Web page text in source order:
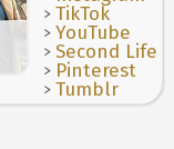
est couronné
>TikTok
>YouTube
>Second Life
> Pinterest
>Tumblr